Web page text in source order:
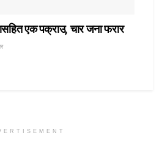
एक पक्राउ, चार जना फरार